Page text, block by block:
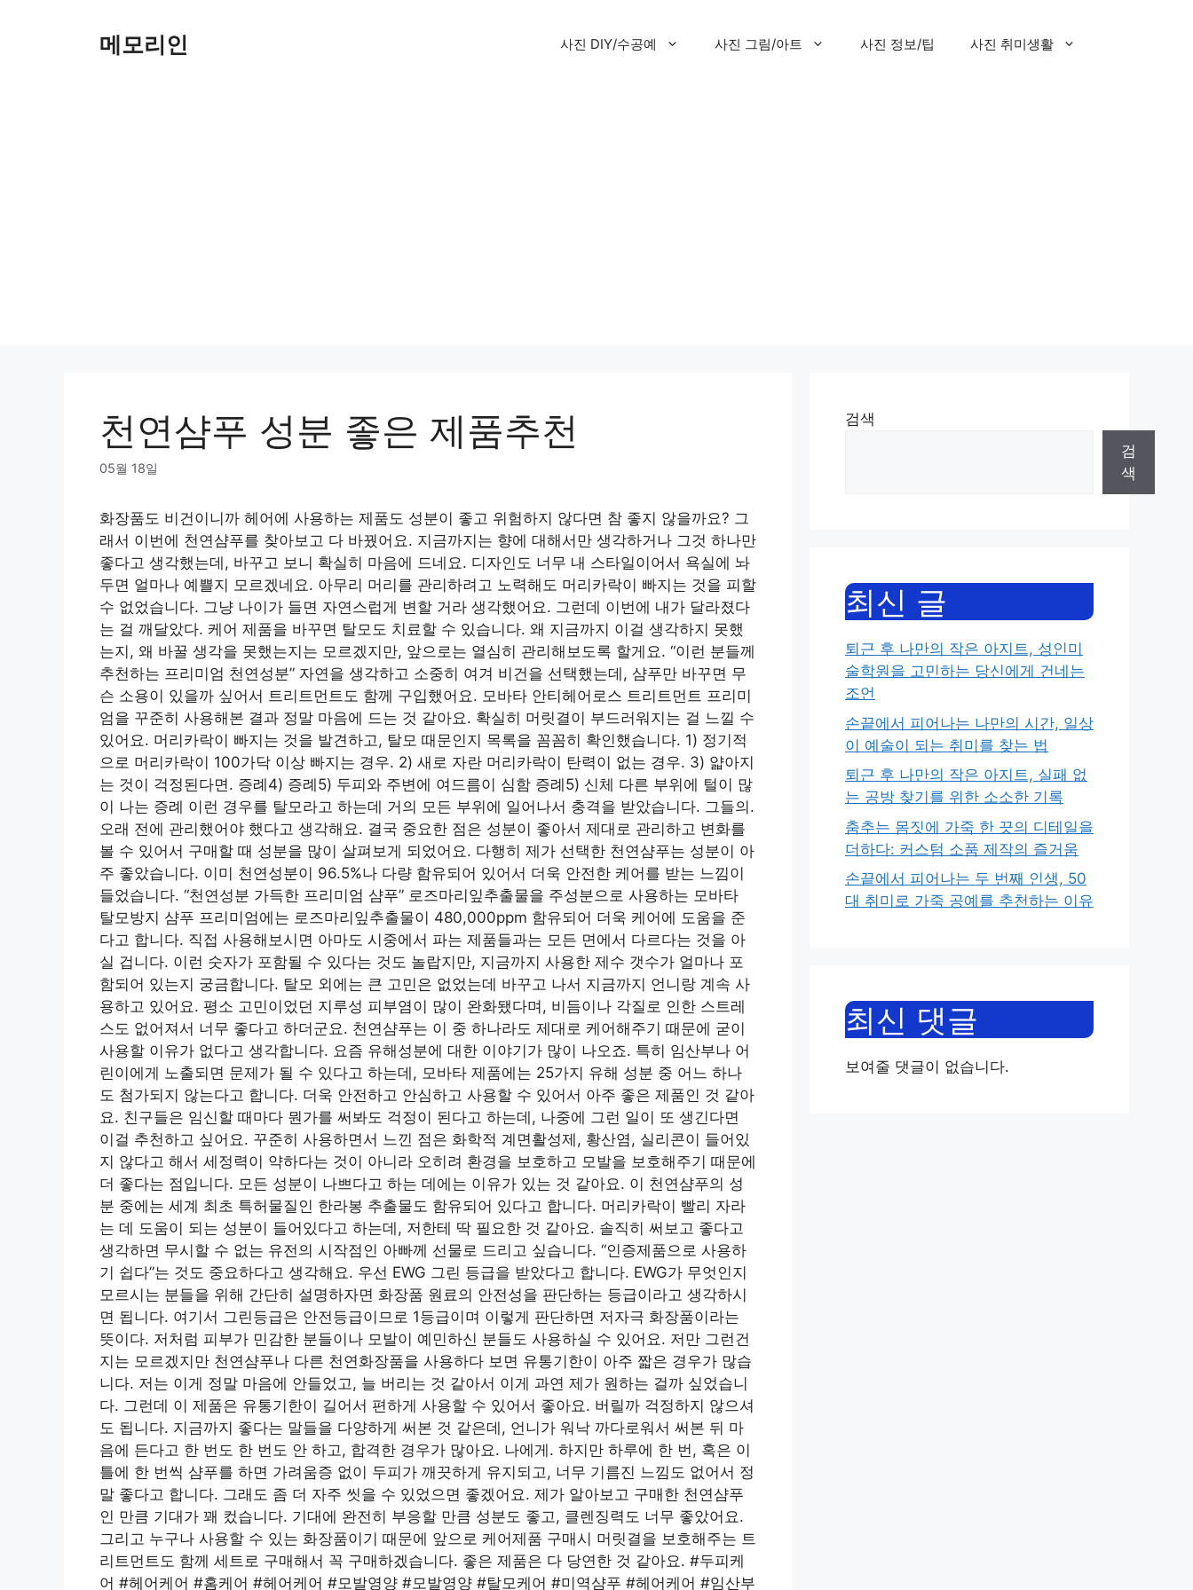
메모리인 사진 DIY/수공예 사진 그림/아트 사진 정보/팁 사진 취미생활
천연샴푸 성분 좋은 제품추천
05월 18일
화장품도 비건이니까 헤어에 사용하는 제품도 성분이 좋고 위험하지 않다면 참 좋지 않을까요? 그
래서 이번에 천연샴푸를 찾아보고 다 바꿨어요. 지금까지는 향에 대해서만 생각하거나 그것 하나만
좋다고 생각했는데, 바꾸고 보니 확실히 마음에 드네요. 디자인도 너무 내 스타일이어서 욕실에 놔
두면 얼마나 예쁠지 모르겠네요. 아무리 머리를 관리하려고 노력해도 머리카락이 빠지는 것을 피할
수 없었습니다. 그냥 나이가 들면 자연스럽게 변할 거라 생각했어요. 그런데 이번에 내가 달라졌다
는 걸 깨달았다. 케어 제품을 바꾸면 탈모도 치료할 수 있습니다. 왜 지금까지 이걸 생각하지 못했
는지, 왜 바꿀 생각을 못했는지는 모르겠지만, 앞으로는 열심히 관리해보도록 할게요. “이런 분들께
추천하는 프리미엄 천연성분” 자연을 생각하고 소중히 여겨 비건을 선택했는데, 샴푸만 바꾸면 무
슨 소용이 있을까 싶어서 트리트먼트도 함께 구입했어요. 모바타 안티헤어로스 트리트먼트 프리미
엄을 꾸준히 사용해본 결과 정말 마음에 드는 것 같아요. 확실히 머릿결이 부드러워지는 걸 느낄 수
있어요. 머리카락이 빠지는 것을 발견하고, 탈모 때문인지 목록을 꼼꼼히 확인했습니다. 1) 정기적
으로 머리카락이 100가닥 이상 빠지는 경우. 2) 새로 자란 머리카락이 탄력이 없는 경우. 3) 얇아지
는 것이 걱정된다면. 증례4) 증례5) 두피와 주변에 여드름이 심함 증례5) 신체 다른 부위에 털이 많
이 나는 증례 이런 경우를 탈모라고 하는데 거의 모든 부위에 일어나서 충격을 받았습니다. 그들의.
오래 전에 관리했어야 했다고 생각해요. 결국 중요한 점은 성분이 좋아서 제대로 관리하고 변화를
볼 수 있어서 구매할 때 성분을 많이 살펴보게 되었어요. 다행히 제가 선택한 천연샴푸는 성분이 아
주 좋았습니다. 이미 천연성분이 96.5%나 다량 함유되어 있어서 더욱 안전한 케어를 받는 느낌이
들었습니다. “천연성분 가득한 프리미엄 샴푸” 로즈마리잎추출물을 주성분으로 사용하는 모바타
탈모방지 샴푸 프리미엄에는 로즈마리잎추출물이 480,000ppm 함유되어 더욱 케어에 도움을 준
다고 합니다. 직접 사용해보시면 아마도 시중에서 파는 제품들과는 모든 면에서 다르다는 것을 아
실 겁니다. 이런 숫자가 포함될 수 있다는 것도 놀랍지만, 지금까지 사용한 제수 갯수가 얼마나 포
함되어 있는지 궁금합니다. 탈모 외에는 큰 고민은 없었는데 바꾸고 나서 지금까지 언니랑 계속 사
용하고 있어요. 평소 고민이었던 지루성 피부염이 많이 완화됐다며, 비듬이나 각질로 인한 스트레
스도 없어져서 너무 좋다고 하더군요. 천연샴푸는 이 중 하나라도 제대로 케어해주기 때문에 굳이
사용할 이유가 없다고 생각합니다. 요즘 유해성분에 대한 이야기가 많이 나오죠. 특히 임산부나 어
린이에게 노출되면 문제가 될 수 있다고 하는데, 모바타 제품에는 25가지 유해 성분 중 어느 하나
도 첨가되지 않는다고 합니다. 더욱 안전하고 안심하고 사용할 수 있어서 아주 좋은 제품인 것 같아
요. 친구들은 임신할 때마다 뭔가를 써봐도 걱정이 된다고 하는데, 나중에 그런 일이 또 생긴다면
이걸 추천하고 싶어요. 꾸준히 사용하면서 느낀 점은 화학적 계면활성제, 황산염, 실리콘이 들어있
지 않다고 해서 세정력이 약하다는 것이 아니라 오히려 환경을 보호하고 모발을 보호해주기 때문에
더 좋다는 점입니다. 모든 성분이 나쁘다고 하는 데에는 이유가 있는 것 같아요. 이 천연샴푸의 성
분 중에는 세계 최초 특허물질인 한라봉 추출물도 함유되어 있다고 합니다. 머리카락이 빨리 자라
는 데 도움이 되는 성분이 들어있다고 하는데, 저한테 딱 필요한 것 같아요. 솔직히 써보고 좋다고
생각하면 무시할 수 없는 유전의 시작점인 아빠께 선물로 드리고 싶습니다. “인증제품으로 사용하
기 쉽다”는 것도 중요하다고 생각해요. 우선 EWG 그린 등급을 받았다고 합니다. EWG가 무엇인지
모르시는 분들을 위해 간단히 설명하자면 화장품 원료의 안전성을 판단하는 등급이라고 생각하시
면 됩니다. 여기서 그린등급은 안전등급이므로 1등급이며 이렇게 판단하면 저자극 화장품이라는
뜻이다. 저처럼 피부가 민감한 분들이나 모발이 예민하신 분들도 사용하실 수 있어요. 저만 그런건
지는 모르겠지만 천연샴푸나 다른 천연화장품을 사용하다 보면 유통기한이 아주 짧은 경우가 많습
니다. 저는 이게 정말 마음에 안들었고, 늘 버리는 것 같아서 이게 과연 제가 원하는 걸까 싶었습니
다. 그런데 이 제품은 유통기한이 길어서 편하게 사용할 수 있어서 좋아요. 버릴까 걱정하지 않으셔
도 됩니다. 지금까지 좋다는 말들을 다양하게 써본 것 같은데, 언니가 워낙 까다로워서 써본 뒤 마
음에 든다고 한 번도 한 번도 안 하고, 합격한 경우가 많아요. 나에게. 하지만 하루에 한 번, 혹은 이
틀에 한 번씩 샴푸를 하면 가려움증 없이 두피가 깨끗하게 유지되고, 너무 기름진 느낌도 없어서 정
말 좋다고 합니다. 그래도 좀 더 자주 씻을 수 있었으면 좋겠어요. 제가 알아보고 구매한 천연샴푸
인 만큼 기대가 꽤 컸습니다. 기대에 완전히 부응할 만큼 성분도 좋고, 클렌징력도 너무 좋았어요.
그리고 누구나 사용할 수 있는 화장품이기 때문에 앞으로 케어제품 구매시 머릿결을 보호해주는 트
리트먼트도 함께 세트로 구매해서 꼭 구매하겠습니다. 좋은 제품은 다 당연한 것 같아요. #두피케
어 #헤어케어 #홈케어 #헤어케어 #모발영양 #모발영양 #탈모케어 #미역샴푸 #헤어케어 #임산부
검색
검
색
최신 글
퇴근 후 나만의 작은 아지트, 성인미
술학원을 고민하는 당신에게 건네는
조언
손끝에서 피어나는 나만의 시간, 일상
이 예술이 되는 취미를 찾는 법
퇴근 후 나만의 작은 아지트, 실패 없
는 공방 찾기를 위한 소소한 기록
춤추는 몸짓에 가죽 한 끗의 디테일을
더하다: 커스텀 소품 제작의 즐거움
손끝에서 피어나는 두 번째 인생, 50
대 취미로 가죽 공예를 추천하는 이유
최신 댓글
보여줄 댓글이 없습니다.